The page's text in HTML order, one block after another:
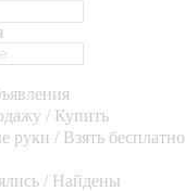
/ Купить
руки / Взять бесплатно
/ Найдены